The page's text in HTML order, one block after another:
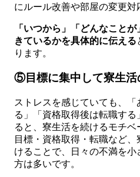
にルール改善や部屋の変更対
「いつから」「どんなこと
きているかを具体的に伝える
ります。
⑤目標に集中して寮生活
ストレスを感じていても、
る」「資格取得後は転職す
ると、寮生活を続けるモチ
目標・資格取得・転職など
けることで、日々の不満を
方は多いです。